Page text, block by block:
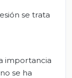
se trata
importancia
se ha